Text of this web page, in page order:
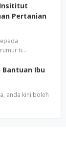
Pertanian
ti…
Bantuan Ibu
anda kini boleh